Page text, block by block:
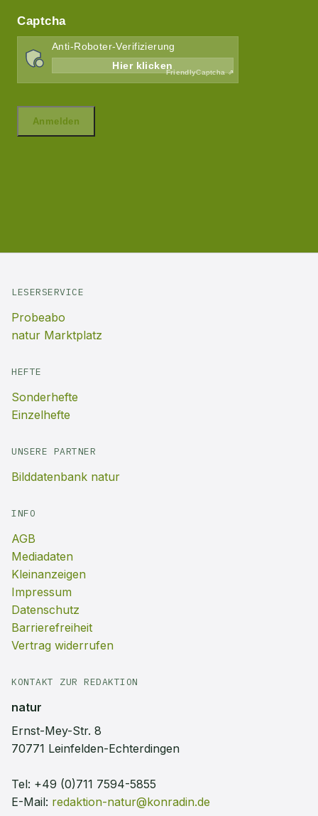
LESERSERVICE
Probeabo
natur Marktplatz
HEFTE
Sonderhefte
Einzelhefte
UNSERE PARTNER
Bilddatenbank natur
INFO
AGB
Mediadaten
Kleinanzeigen
Impressum
Datenschutz
Barrierefreiheit
Vertrag widerrufen
KONTAKT ZUR REDAKTION
natur
Ernst-Mey-Str. 8
70771 Leinfelden-Echterdingen
Tel: +49 (0)711 7594-5855
E-Mail: redaktion-natur@konradin.de